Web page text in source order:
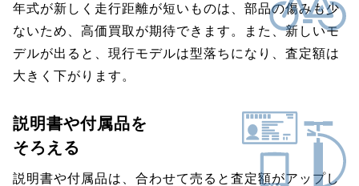
年式が新しく走行距離が短いものは、部品の傷みも少
ないため、高価買取が期待できます。また、新しいモ
デルが出ると、現行モデルは型落ちになり、査定額は
大きく下がります。
説明書や付属品を
そろえる
説明書や付属品は、合わせて売ると査定額がアップし